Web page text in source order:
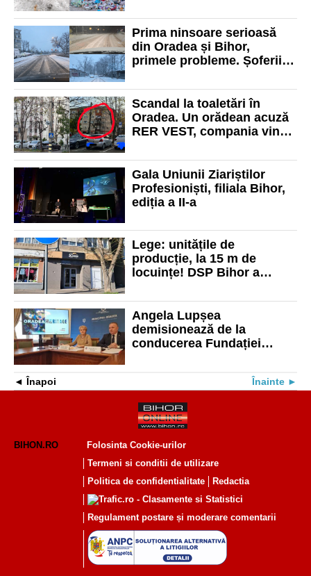
cauzele problemei
Prima ninsoare serioasă
din Oradea și Bihor,
primele probleme. Șoferii
deszăpezire, RER vine cu
precizări
Scandal la toaletări în
Oradea. Un orădean acuză
RER VEST, compania vine
Gala Uniunii Ziariștilor
Profesioniști, filiala Bihor,
ediția a II-a
Lege: unitățile de
producție, la 15 m de
locuințe! DSP Bihor a
din cauza reclamațiilor
Angela Lupșea
demisionează de la
conducerea Fundației
Înapoi Înainte
BIHON.RO
Folosinta Cookie-urilor
Termeni si conditii de utilizare
Politica de confidentialitate
Redactia
Regulament postare și moderare comentarii